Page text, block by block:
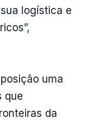
logística e
uma
que
da